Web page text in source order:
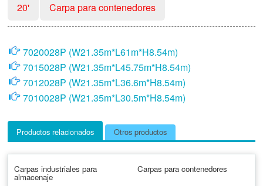
20' Carpa para contenedores
7020028P (W21.35m*L61m*H8.54m)
7015028P (W21.35m*L45.75m*H8.54m)
7012028P (W21.35m*L36.6m*H8.54m)
7010028P (W21.35m*L30.5m*H8.54m)
Productos relacionados Otros productos
Carpas industriales para
almacenaje
Carpas para contenedores